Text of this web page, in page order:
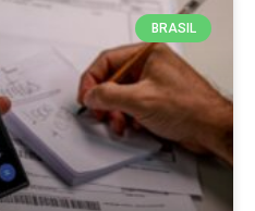
BRASIL